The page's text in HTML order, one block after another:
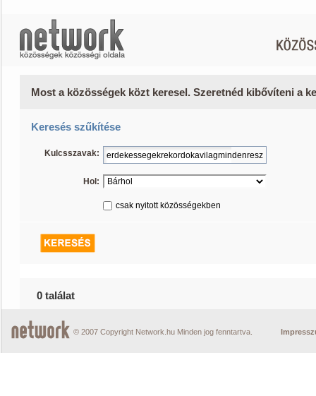
Most a közösségek közt keresel. Szeretnéd kibővíteni a
Keresés szűkítése
Kulcsszavak:
Hol:
csak nyitott közösségekben
0 találat
© 2007 Copyright Network.hu Minden jog fenntartva.